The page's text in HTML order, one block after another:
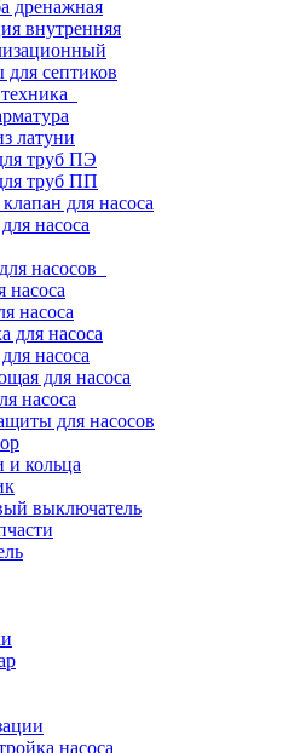
дренажная
внутренняя
септиков
латуни
труб ПЭ
труб ПП
для насоса
насоса
насосов
насоса
насоса
для насоса
насоса
для насоса
насоса
для насосов
и кольца
выключатель
насоса